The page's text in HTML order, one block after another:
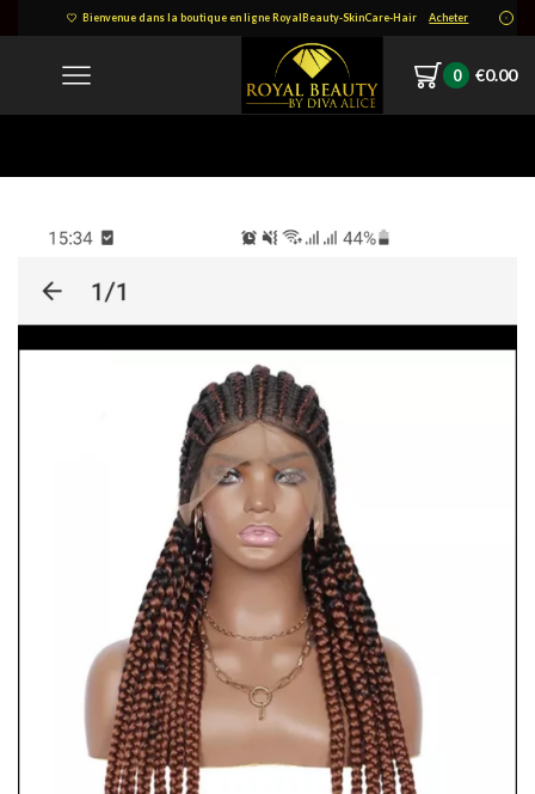
Bienvenue dans la boutique en ligne RoyalBeauty-SkinCare-Hair Acheter
0 €0.00